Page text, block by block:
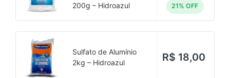
200g – Hidroazul
21% OFF
Sulfato de Alumínio
2kg – Hidroazul
R$ 18,00